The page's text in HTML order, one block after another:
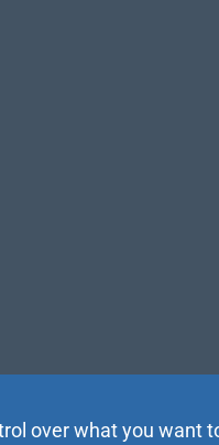
over what you want